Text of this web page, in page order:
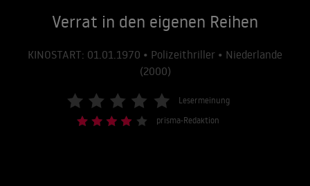
Verrat in den eigenen Reihen
KINOSTART: 01.01.1970 • Polizeithriller • Niederlande
(2000)
Lesermeinung
prisma-Redaktion